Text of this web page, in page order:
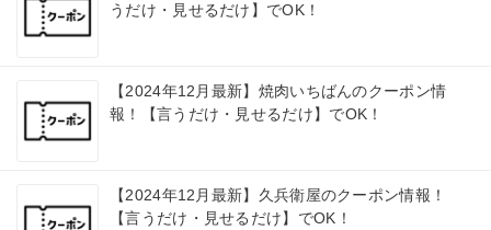
うだけ・見せるだけ】でOK！
【2024年12月最新】焼肉いちばんのクーポン情
報！【言うだけ・見せるだけ】でOK！
【2024年12月最新】久兵衛屋のクーポン情報！
【言うだけ・見せるだけ】でOK！